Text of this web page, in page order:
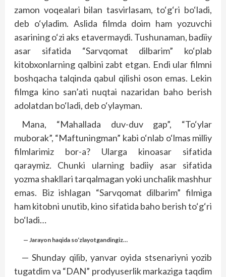
zamon voqealari bilan tasvirlasam, to‘g‘ri bo‘ladi,
deb o‘yladim. Aslida filmda doim ham yozuvchi
asarining o‘zi aks etavermaydi. Tushunaman, badiiy
asar sifatida “Sarvqomat dilbarim” ko‘plab
kitobxonlarning qalbini zabt etgan. Endi ular filmni
boshqacha talqinda qabul qilishi oson emas. Lekin
filmga kino san’ati nuqtai nazaridan baho berish
adolatdan bo‘ladi, deb o‘ylayman.
Mana, “Mahallada duv-duv gap”, “To‘ylar
muborak”, “Maftuningman” kabi o‘nlab o‘lmas milliy
filmlarimiz bor-a? Ularga kinoasar sifatida
qaraymiz. Chunki ularning badiiy asar sifatida
yozma shakllari tarqalmagan yoki unchalik mashhur
emas. Biz ishlagan “Sarvqomat dilbarim” filmiga
ham kitobni unutib, kino sifatida baho berish to‘g‘ri
bo‘ladi…
— Jarayon haqida so‘zlayotgandingiz…
— Shunday qilib, yanvar oyida stsenariyni yozib
tugatdim va “DAN” prodyuserlik markaziga taqdim